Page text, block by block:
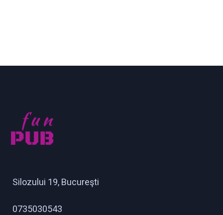
Silozului 19, Bucureşti
0735030543